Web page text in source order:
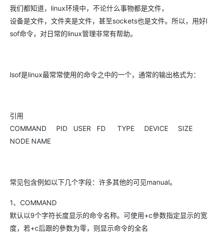
我们都知道，linux环境中，不论什么事物都是文件，
设备是文件，文件夹是文件，甚至sockets也是文件。所以，用好l
sof命令，对日常的linux管理非常有帮助。
lsof是linux最常常使用的命令之中的一个，通常的输出格式为：
引用
COMMAND PID USER FD TYPE DEVICE SIZE
NODE NAME
常见包含例如以下几个字段：许多其他的可见manual。
1、COMMAND
默认以9个字符长度显示的命令名称。可使用+c參数指定显示的宽
度，若+c后跟的參数为零，则显示命令的全名